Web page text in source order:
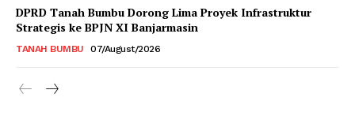
DPRD Tanah Bumbu Dorong Lima Proyek Infrastruktur
Strategis ke BPJN XI Banjarmasin
TANAH BUMBU 07/August/2026